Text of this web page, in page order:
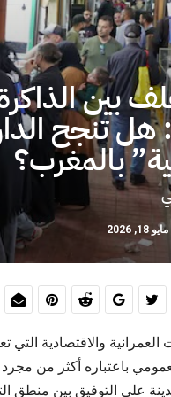
بين
هل تنجح
بالمغرب؟
مايو 18, 2026
والاقتصادية
باعتباره أكثر من
على التوفيق بين منطق
حين تصبح
حين يفضح